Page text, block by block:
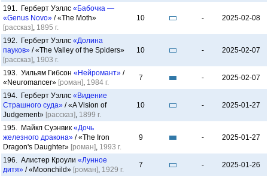
191. Герберт Уэллс «Бабочка —
«Genus Novo» / «The Moth»
[рассказ], 1895 г.
10 - 2025-02-08
192. Герберт Уэллс «Долина
пауков» / «The Valley of the Spiders»
[рассказ], 1903 г.
10 - 2025-02-07
193. Уильям Гибсон «Нейромант» /
«Neuromancer» [роман], 1984 г.
7 - 2025-02-07
194. Герберт Уэллс «Видение
Страшного суда» / «A Vision of
Judgement» [рассказ], 1899 г.
10 - 2025-01-27
195. Майкл Суэнвик «Дочь
железного дракона» / «The Iron
Dragon's Daughter» [роман], 1993 г.
9 - 2025-01-27
196. Алистер Кроули «Лунное
дитя» / «Moonchild» [роман], 1929 г.
7 - 2025-01-26